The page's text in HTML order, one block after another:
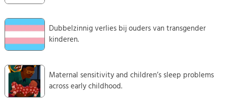
Dubbelzinnig verlies bij ouders van transgender
kinderen.
Maternal sensitivity and children’s sleep problems
across early childhood.